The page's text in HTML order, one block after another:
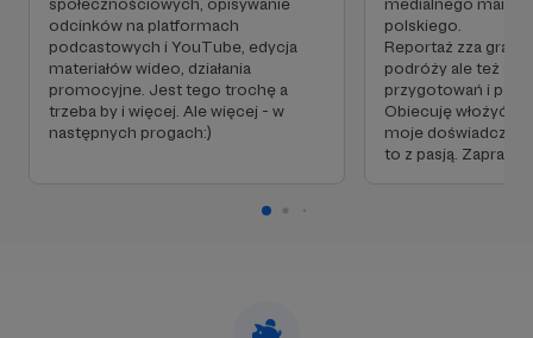
Kto za tym stoi i kto za to płaci?
Układ otwarty
to tylko ja, Igor Janke, i moi współpracownicy. Nie
ma żadnego innego właściciela czy ukrytego
sponsora. W programie nie będzie żadnych
ukrytych treści marketingowych – ani
biznesowych ani politycznych.
mediów i polskiej debaty publicznej. Czy to się
odcinków na platformach
podcastowych i YouTube, edycja
materiałów wideo, działania
promocyjne. Jest tego trochę a
trzeba by i więcej. Ale więcej - w
następnych progach:)
polskiego.
Reportaż zza
podróży ale też
przygotowań i
Obiecuję włożyć w
moje
to z pasją.